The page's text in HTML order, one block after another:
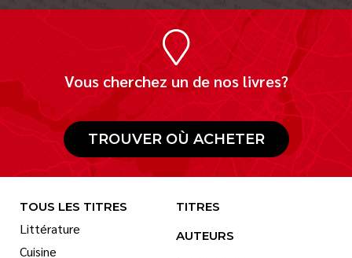
Vous cherchez un de nos livres?
TROUVER OÙ ACHETER
TOUS LES TITRES
Littérature
Cuisine
TITRES
AUTEURS